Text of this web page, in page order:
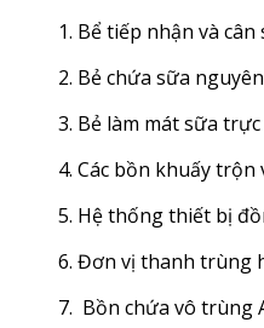
1. Bể tiếp nhận và cân
2. Bẻ chứa sữa
3. Bẻ làm mát sữa
4. Các bồn khuấy trộn
5. Hệ thống thiết bị
6. Đơn vị thanh trùng
7. Bồn chứa vô trùng